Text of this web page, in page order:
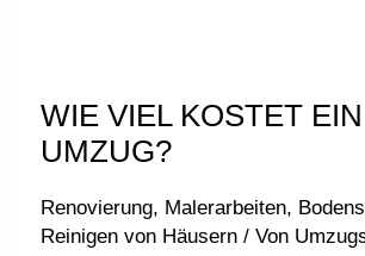
WIE VIEL KOSTET EIN
UMZUG?
Renovierung, Malerarbeiten,
Reinigen von Häusern / Von